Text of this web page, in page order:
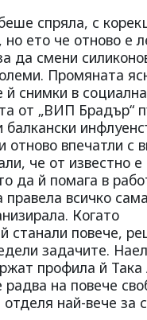
спряла, с
ето че отново е
да смени
Промяната
й снимки в
от „ВИП Брадър“
впечатли с
че от известно
да й помага в
правела всичко
Когато
станали повече,
задачите.
профила й Така
радва на повече
най-вече за